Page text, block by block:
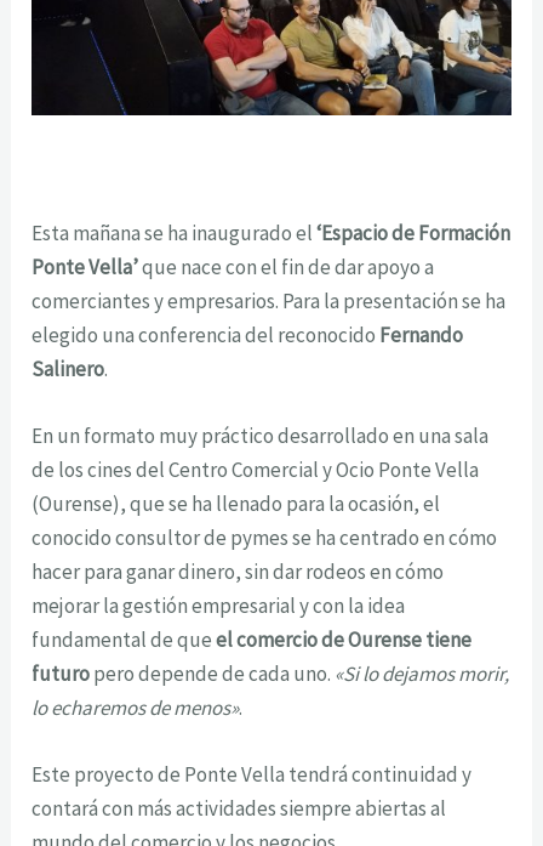
Esta mañana se ha inaugurado el‘Espacio de Formación
Ponte Vella’que nace con el fin de dar apoyo a
comerciantes y empresarios. Para la presentación se ha
elegido una conferencia del reconocido Fernando
Salinero.
En un formato muy práctico desarrollado en una sala
de los cines del Centro Comercial y Ocio Ponte Vella
(Ourense), que se ha llenado para la ocasión, el
conocido consultor de pymes se ha centrado en cómo
hacer para ganar dinero, sin dar rodeos en cómo
mejorar la gestión empresarial y con la idea
fundamental de queel comercio de Ourense tiene
futuropero depende de cada uno. «Si lo dejamos morir,
lo echaremos de menos».
Este proyecto de Ponte Vella tendrá continuidad y
contará con más actividades siempre abiertas al